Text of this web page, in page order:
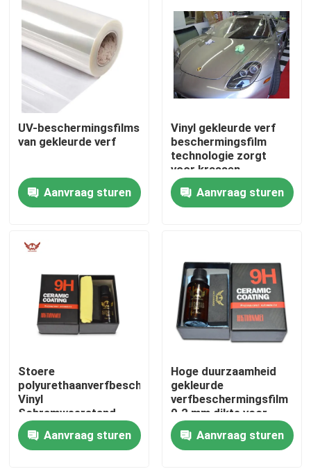
Thuis
Producten
Over ons
Fabrieksreis
Kwaliteitscontrole
Contacteer ons
nieuws
Alle Gevallen
UV-beschermingsfilms
van gekleurde verf
Aanvraag sturen
Vinyl gekleurde verf
beschermingsfilm
technologie zorgt
voor krassen-
weerstand 0,2 mm
Aanvraag sturen
Stoere
polyurethaanverfbeschermingsfilm
Vinyl
Schramweerstand
Aanvraag sturen
Hoge duurzaamheid
gekleurde
verfbeschermingsfilm
0.2 mm dikte voor
versterkte
Aanvraag sturen